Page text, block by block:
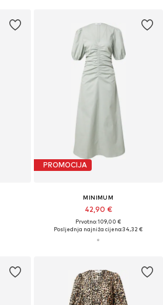
PROMOCIJA
MINIMUM
42,90 €
Prvotno: 109,00 €
Posljednja najniža cijena:34,32 €